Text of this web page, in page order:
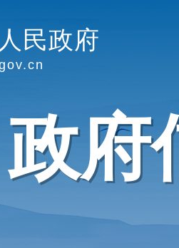
民政府
政府